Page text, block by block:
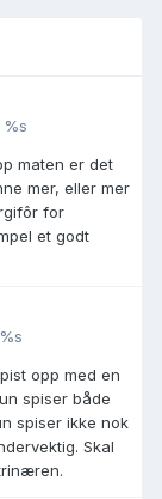
%s
maten er det
mer, eller mer
for
et godt
opp med en
spiser både
spiser ikke nok
Skal